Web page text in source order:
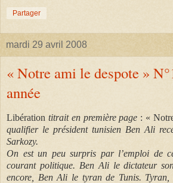
Partager
mardi 29 avril 2008
« Notre ami le despote »
année
Libération titrait en première page : «
qualifier le président tunisien Ben Ali
Sarkozy.
On est un peu surpris par l’emploi de
courant politique. Ben Ali le dictateur
encore, Ben Ali le tyran de Tunis. Tyran,